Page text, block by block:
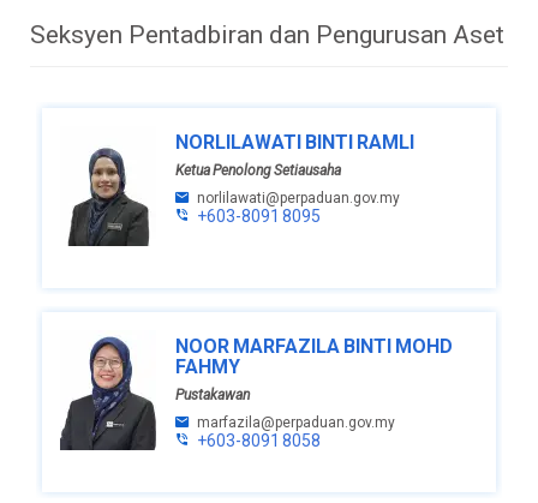
8091 8042
Seksyen Pentadbiran dan Pengurusan Aset
NORLILAWATI BINTI RAMLI
Ketua Penolong Setiausaha
norlilawati@perpaduan.gov.my
+603-8091 8095
NOOR MARFAZILA BINTI MOHD
FAHMY
Pustakawan
marfazila@perpaduan.gov.my
+603-8091 8058